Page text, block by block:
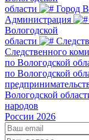
области
Город
Администрация
Вологодской
области
Следственного
по Вологодской
по Вологодской
Вологодской
народов
России 2026